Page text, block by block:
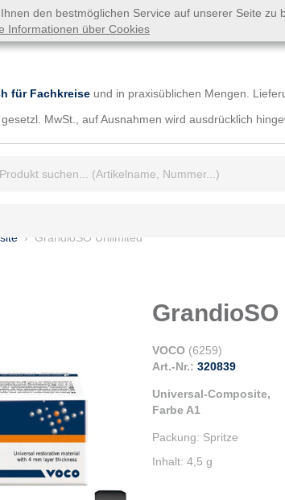
den bestmöglichen Service auf unserer Seite
Informationen über Cookies
für Fachkreise und in praxisüblichen Mengen.
MwSt., auf Ausnahmen wird ausdrücklich
GrandioSO Unlimited
VOCO (6259)
Art.-Nr.: 320839
Universal-Composite,
Farbe A1
Packung: Spritze
Inhalt: 4,5 g